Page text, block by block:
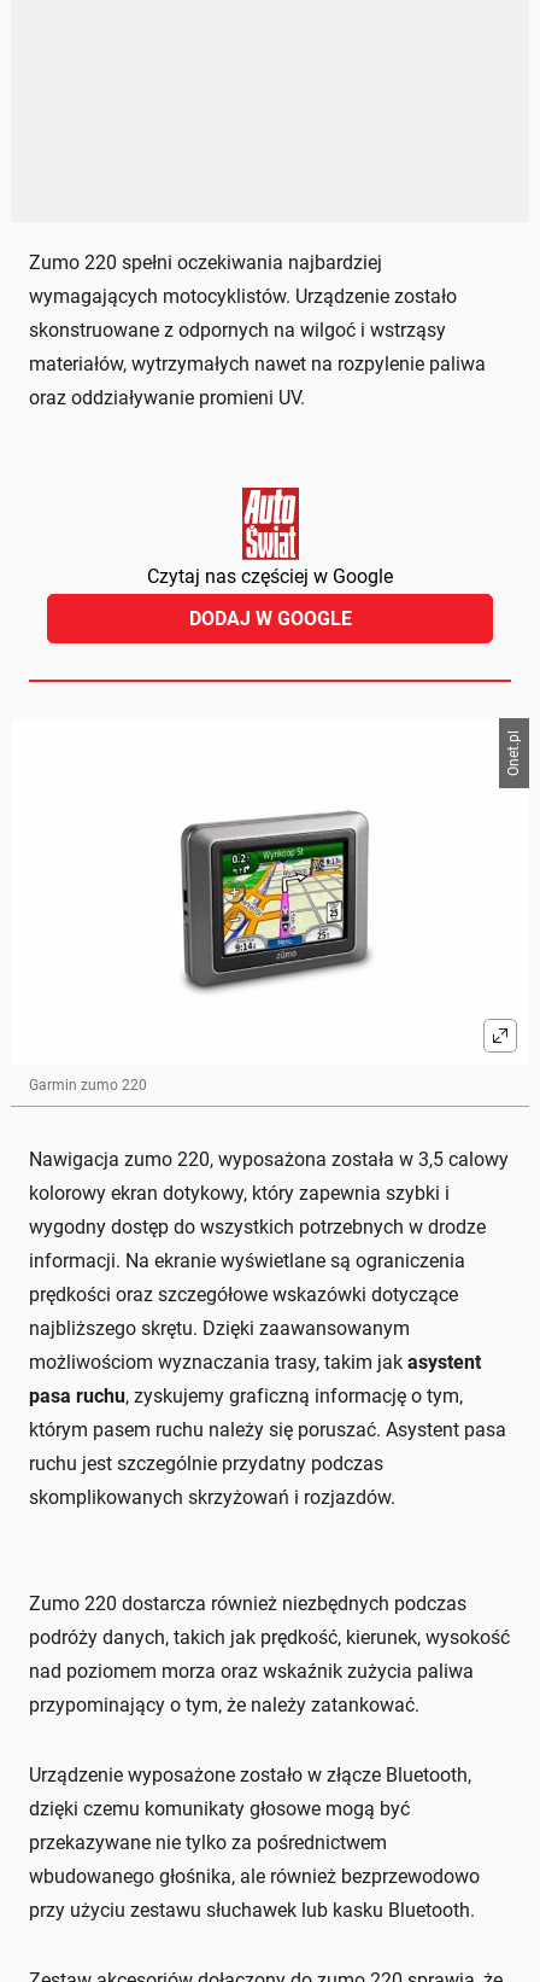
Zumo 220 spełni oczekiwania najbardziej
wymagających motocyklistów. Urządzenie zostało
skonstruowane z odpornych na wilgoć i wstrząsy
materiałów, wytrzymałych nawet na rozpylenie paliwa
oraz oddziaływanie promieni UV.
Czytaj nas częściej w Google
DODAJ W GOOGLE
Onet.pl
Garmin zumo 220
Nawigacja zumo 220, wyposażona została w 3,5 calowy
kolorowy ekran dotykowy, który zapewnia szybki i
wygodny dostęp do wszystkich potrzebnych w drodze
informacji. Na ekranie wyświetlane są ograniczenia
prędkości oraz szczegółowe wskazówki dotyczące
najbliższego skrętu. Dzięki zaawansowanym
możliwościom wyznaczania trasy, takim jak asystent
pasa ruchu, zyskujemy graficzną informację o tym,
którym pasem ruchu należy się poruszać. Asystent pasa
ruchu jest szczególnie przydatny podczas
skomplikowanych skrzyżowań i rozjazdów.
Zumo 220 dostarcza również niezbędnych podczas
podróży danych, takich jak prędkość, kierunek, wysokość
nad poziomem morza oraz wskaźnik zużycia paliwa
przypominający o tym, że należy zatankować.
Urządzenie wyposażone zostało w złącze Bluetooth,
dzięki czemu komunikaty głosowe mogą być
przekazywane nie tylko za pośrednictwem
wbudowanego głośnika, ale również bezprzewodowo
przy użyciu zestawu słuchawek lub kasku Bluetooth.